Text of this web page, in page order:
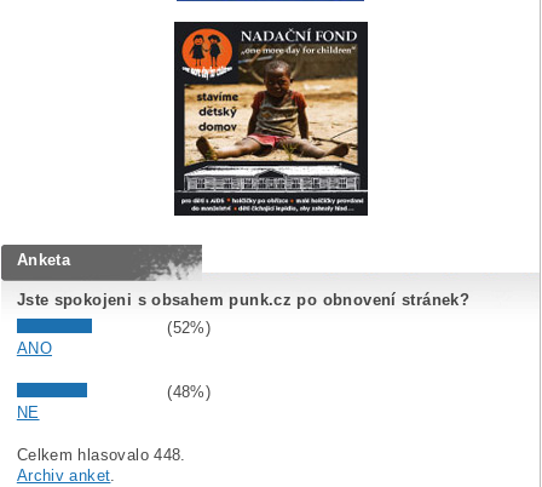
Anketa
Jste spokojeni s obsahem punk.cz po obnovení stránek?
(52%)
ANO
(48%)
NE
Celkem hlasovalo 448.
Archiv anket.